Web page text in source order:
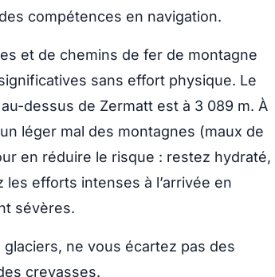
compétences en navigation.
et de chemins de fer de montagne
sans effort physique. Le
dessus de Zermatt est à 3 089 m. À
léger mal des montagnes (maux de
en réduire le risque : restez hydraté,
efforts intenses à l’arrivée en
sévères.
ne vous écartez pas des
crevasses.